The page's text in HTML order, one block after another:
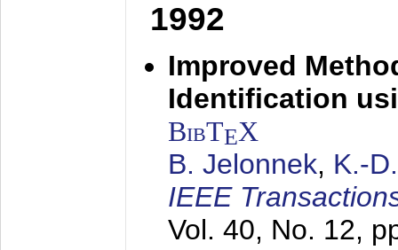
1992
Improved
Identification
BibTEX
B. Jelonnek, K.-
IEEE
Vol. 40, No. 12,